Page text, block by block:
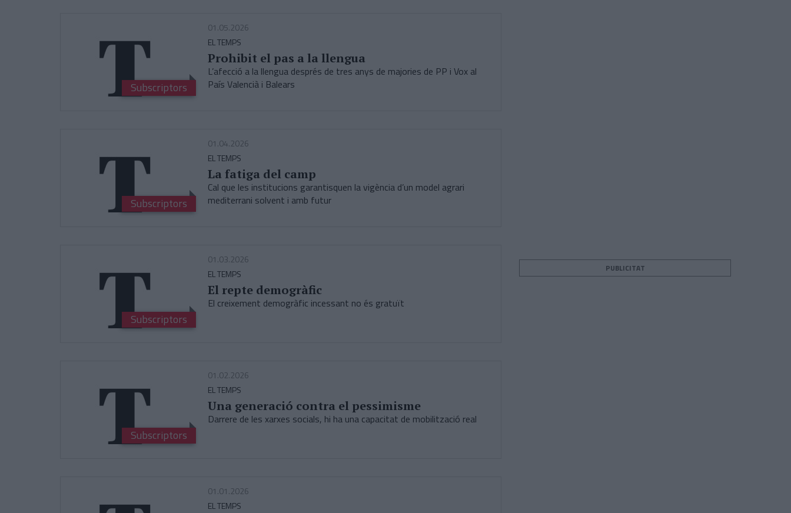
Subscriptors
01.05.2026
EL TEMPS
Prohibit el pas a la llengua
L’afecció a la llengua després de tres anys de majories de PP i Vox al
País Valencià i Balears
Subscriptors
01.04.2026
EL TEMPS
La fatiga del camp
Cal que les institucions garantisquen la vigència d’un model agrari
mediterrani solvent i amb futur
Subscriptors
01.03.2026
EL TEMPS
El repte demogràfic
El creixement demogràfic incessant no és gratuït
Subscriptors
01.02.2026
EL TEMPS
Una generació contra el pessimisme
Darrere de les xarxes socials, hi ha una capacitat de mobilització real
01.01.2026
EL TEMPS
PUBLICITAT